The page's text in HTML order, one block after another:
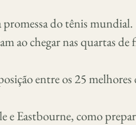
do tênis mundial.
ao chegar nas quartas de
entre os 25 melhores
e Eastbourne, como